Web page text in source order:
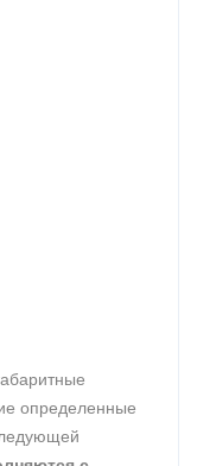
определенные